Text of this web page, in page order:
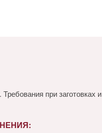
при заготовках и